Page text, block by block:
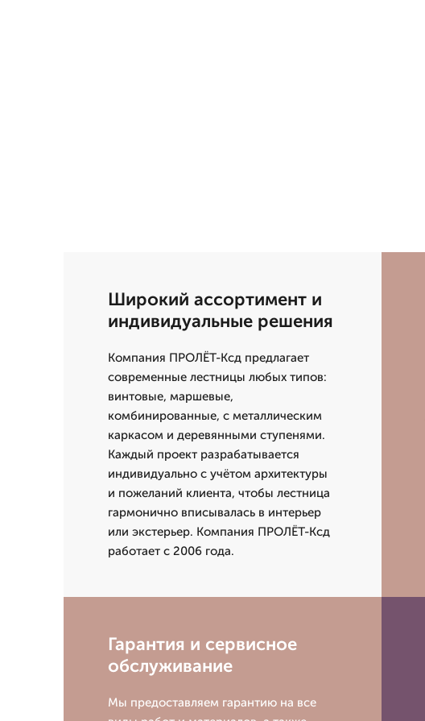
Широкий ассортимент и
индивидуальные решения
Компания ПРОЛЁТ-Ксд предлагает
современные лестницы любых типов:
винтовые, маршевые,
комбинированные, с металлическим
каркасом и деревянными ступенями.
Каждый проект разрабатывается
индивидуально с учётом архитектуры
и пожеланий клиента, чтобы лестница
гармонично вписывалась в интерьер
или экстерьер. Компания ПРОЛЁТ-Ксд
работает с 2006 года.
Гарантия и сервисное
обслуживание
Мы предоставляем гарантию на все